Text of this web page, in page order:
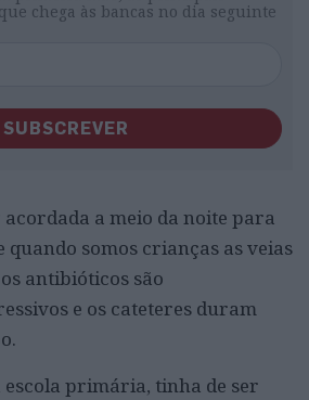
chega às bancas no dia seguinte
SUBSCREVER
a meio da noite para
quando somos crianças as veias
antibióticos são
e os cateteres duram
primária, tinha de ser